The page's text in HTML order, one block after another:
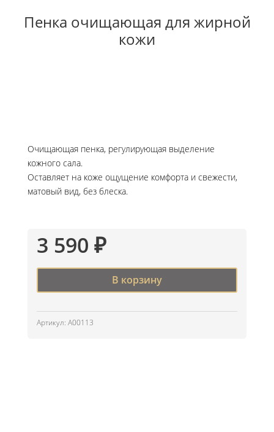
Пенка очищающая для жирной
кожи
Очищающая пенка, регулирующая выделение
кожного сала.
Оставляет на коже ощущение комфорта и свежести,
матовый вид, без блеска.
3 590 ₽
В корзину
Артикул: A00113